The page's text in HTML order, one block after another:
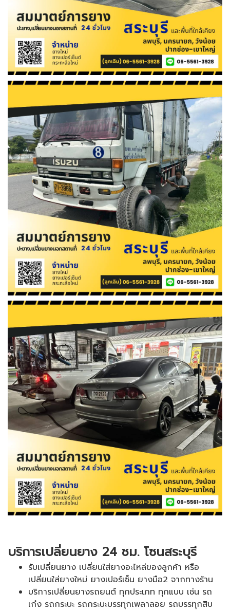
บริการเปลี่ยนยาง 24 ชม. โซนสระบุรี
รับเปลี่ยนยาง เปลี่ยนใส่ยางอะไหล่ของลูกค้า หรือ
เปลี่ยนใส่ยางใหม่ ยางเปอร์เซ็น ยางมือ2 จากทางร้าน
บริการเปลี่ยนยางรถยนต์ ทุกประเภท ทุกแบบ เช่น รถ
เก๋ง รถกระบะ รถกระบะบรรทุกเพลาลอย รถบรรทุกสิบ